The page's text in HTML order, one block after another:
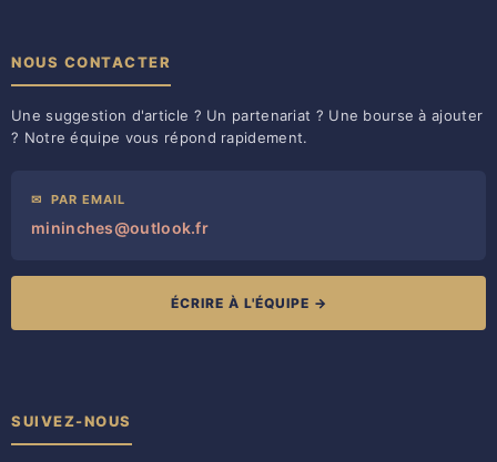
NOUS CONTACTER
Une suggestion d'article ? Un partenariat ? Une bourse à ajouter
? Notre équipe vous répond rapidement.
✉ PAR EMAIL
mininches@outlook.fr
ÉCRIRE À L'ÉQUIPE →
SUIVEZ-NOUS